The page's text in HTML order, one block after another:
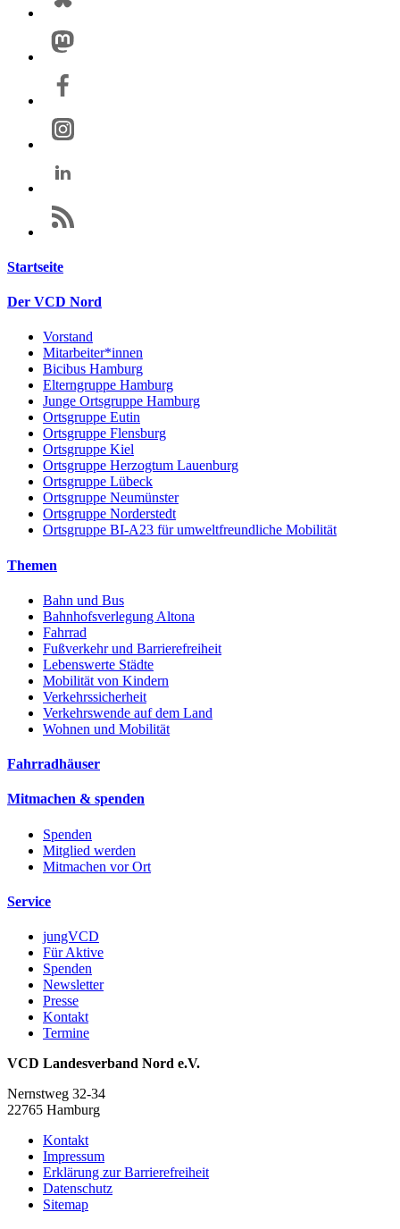
Startseite
Der VCD Nord
Vorstand
Mitarbeiter*innen
Bicibus Hamburg
Elterngruppe Hamburg
Junge Ortsgruppe Hamburg
Ortsgruppe Eutin
Ortsgruppe Flensburg
Ortsgruppe Kiel
Ortsgruppe Herzogtum Lauenburg
Ortsgruppe Lübeck
Ortsgruppe Neumünster
Ortsgruppe Norderstedt
Ortsgruppe BI-A23 für umweltfreundliche Mobilität
Themen
Bahn und Bus
Bahnhofsverlegung Altona
Fahrrad
Fußverkehr und Barrierefreiheit
Lebenswerte Städte
Mobilität von Kindern
Verkehrssicherheit
Verkehrswende auf dem Land
Wohnen und Mobilität
Fahrradhäuser
Mitmachen & spenden
Spenden
Mitglied werden
Mitmachen vor Ort
Service
jungVCD
Für Aktive
Spenden
Newsletter
Presse
Kontakt
Termine
VCD Landesverband Nord e.V.
Nernstweg 32-34
22765 Hamburg
Kontakt
Impressum
Erklärung zur Barrierefreiheit
Datenschutz
Sitemap